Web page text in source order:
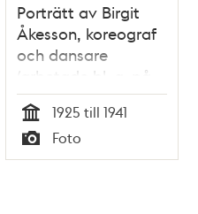
Porträtt av Birgit
Åkesson, koreograf
och dansare
(arbetade bl. a. på
Kungliga Operan i
Stockholm på 1950-
talet).
Tid
1925 till 1941
Typ
Foto